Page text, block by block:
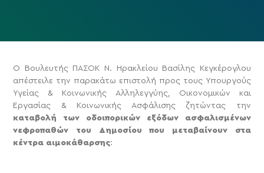
Ο Βουλευτής ΠΑΣΟΚ Ν. Ηρακλείου Βασίλης Κεγκέρογλου
απέστειλε την παρακάτω επιστολή προς τους Υπουργούς
Υγείας & Κοινωνικής Αλληλεγγύης, Οικονομικών και
Εργασίας & Κοινωνικής Ασφάλισης ζητώντας την
καταβολή των οδοιπορικών εξόδων ασφαλισμένων
νεφροπαθών του Δημοσίου που μεταβαίνουν στα
κέντρα αιμοκάθαρσης: